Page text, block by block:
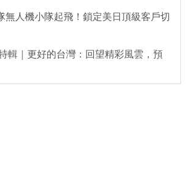
無人機小隊起飛！鎖定美日頂級客戶切
輯｜更好的台灣：回望精彩風雲，預